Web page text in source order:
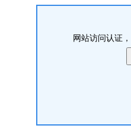
网站访问认证